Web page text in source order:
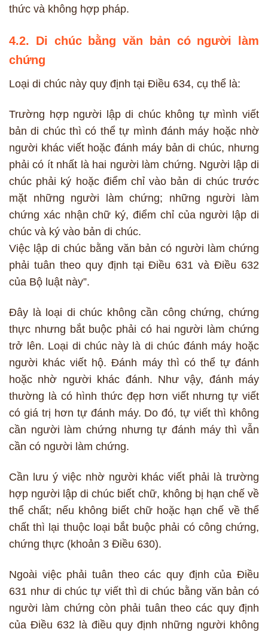
thức và không hợp pháp.
4.2. Di chúc bằng văn bản có người làm
chứng
Loại di chúc này quy định tại Điều 634, cụ thể là:
Trường hợp người lập di chúc không tự mình viết
bản di chúc thì có thể tự mình đánh máy hoặc nhờ
người khác viết hoặc đánh máy bản di chúc, nhưng
phải có ít nhất là hai người làm chứng. Người lập di
chúc phải ký hoặc điểm chỉ vào bản di chúc trước
mặt những người làm chứng; những người làm
chứng xác nhận chữ ký, điểm chỉ của người lập di
chúc và ký vào bản di chúc.
Việc lập di chúc bằng văn bản có người làm chứng
phải tuân theo quy định tại Điều 631 và Điều 632
của Bộ luật này”.
Đây là loại di chúc không cần công chứng, chứng
thực nhưng bắt buộc phải có hai người làm chứng
trở lên. Loại di chúc này là di chúc đánh máy hoặc
người khác viết hộ. Đánh máy thì có thể tự đánh
hoặc nhờ người khác đánh. Như vậy, đánh máy
thường là có hình thức đẹp hơn viết nhưng tự viết
có giá trị hơn tự đánh máy. Do đó, tự viết thì không
cần người làm chứng nhưng tự đánh máy thì vẫn
cần có người làm chứng.
Cần lưu ý việc nhờ người khác viết phải là trường
hợp người lập di chúc biết chữ, không bị hạn chế về
thể chất; nếu không biết chữ hoặc hạn chế về thể
chất thì lại thuộc loại bắt buộc phải có công chứng,
chứng thực (khoản 3 Điều 630).
Ngoài việc phải tuân theo các quy định của Điều
631 như di chúc tự viết thì di chúc bằng văn bản có
người làm chứng còn phải tuân theo các quy định
của Điều 632 là điều quy định những người không